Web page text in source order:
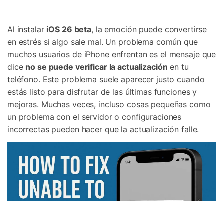
Al instalar iOS 26 beta, la emoción puede convertirse
en estrés si algo sale mal. Un problema común que
muchos usuarios de iPhone enfrentan es el mensaje que
dice no se puede verificar la actualización en tu
teléfono. Este problema suele aparecer justo cuando
estás listo para disfrutar de las últimas funciones y
mejoras. Muchas veces, incluso cosas pequeñas como
un problema con el servidor o configuraciones
incorrectas pueden hacer que la actualización falle.